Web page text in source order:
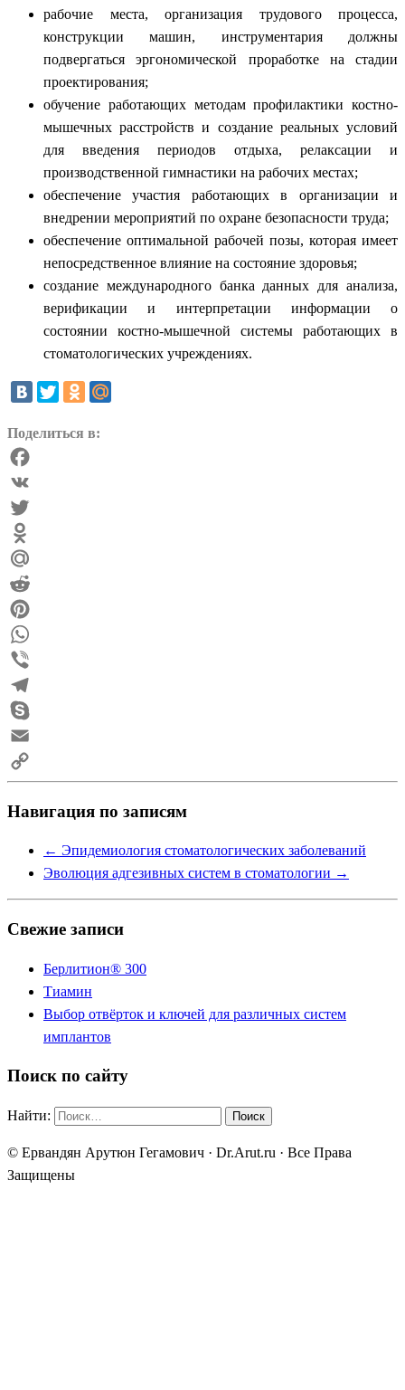
рабочие места, организация трудового процесса,
конструкции машин, инструментария должны
подвергаться эргономической проработке на стадии
проектирования;
обучение работающих методам профилактики костно-
мышечных расстройств и создание реальных условий
для введения периодов отдыха, релаксации и
производственной гимнастики на рабочих местах;
обеспечение участия работающих в организации и
внедрении мероприятий по охране безопасности труда;
обеспечение оптимальной рабочей позы, которая имеет
непосредственное влияние на состояние здоровья;
создание международного банка данных для анализа,
верификации и интерпретации информации о
состоянии костно-мышечной системы работающих в
стоматологических учреждениях.
Поделиться в:
Facebook
VK
Twitter
Odnoklassniki
Mail.Ru
Reddit
Pinterest
WhatsApp
Viber
Telegram
Skype
Email
Copy
Link
Навигация по записям
← Эпидемиология стоматологических заболеваний
Эволюция адгезивных систем в стоматологии →
Свежие записи
Берлитион® 300
Тиамин
Выбор отвёрток и ключей для различных систем
имплантов
Поиск по сайту
Найти:
© Ервандян Арутюн Гегамович · Dr.Arut.ru · Все Права
Защищены